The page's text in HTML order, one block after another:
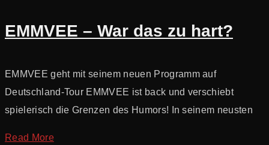
EMMVEE – War das zu hart?
EMMVEE geht mit seinem neuen Programm auf
Deutschland-Tour EMMVEE ist back und verschiebt
spielerisch die Grenzen des Humors! In seinem neusten
Read More